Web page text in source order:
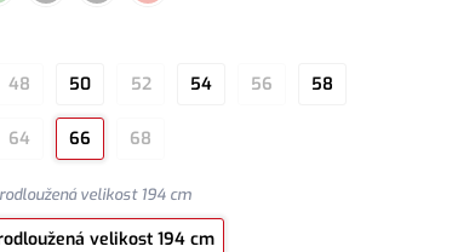
48 50 52 54 56 58
64 66 68
velikost 194 cm
velikost 194 cm